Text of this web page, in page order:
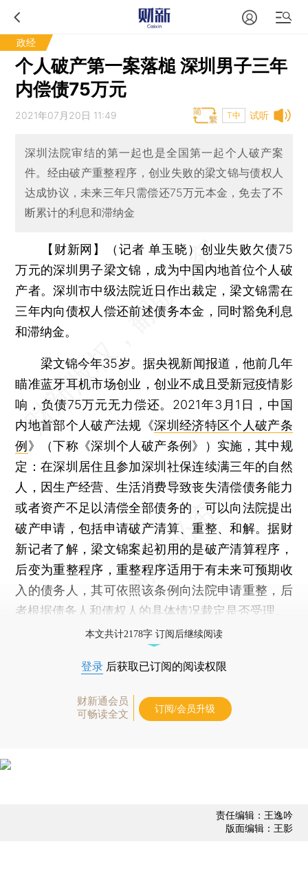
政经
个人破产第一案落槌 深圳男子三年
内偿债75万元
试听
2021年07月20日 11:49 T中
深圳法院审结的第一起也是全国第一起个人破产案
件。经由破产重整程序，创业失败的梁文锦与债权人
达成协议，未来三年只需偿还75万元本金，免去了不
断累计的利息和滞纳金
【财新网】（记者 单玉晓） 创业失败欠债75
万元的深圳男子梁文锦，成为中国内地首位个人破
产者。深圳市中级法院近日作出裁定，梁文锦需在
三年内向债权人偿还前述债务本金，同时豁免利息
和滞纳金。
梁文锦今年35岁。据央视新闻报道，他前几年
瞄准蓝牙耳机市场创业，创业不成且受新冠疫情影
响，负债75万元无力偿还。2021年3月1日，中国
内地首部个人破产法规《深圳经济特区个人破产条
例 》（下称《深圳个人破产条例》）实施，其中规
定：在深圳居住且参加深圳社保连续满三年的自然
人，因生产经营、生活消费导致丧失清偿债务能力
或者资产不足以清偿全部债务的，可以向法院提出
破产申请，包括申请破产清算、重整、和解。据财
新记者了解，梁文锦案起初用的是破产清算程序，
后变为重整程序，重整程序适用于有未来可预期收
入的债务人，其可依照该条例向法院申请重整，后
者根据债务人和债权人的具体情况裁定是否受理。
本文共计2178字 订阅后继续阅读
登录 后获取已订阅的阅读权限
财新通会员
可畅读全文
订阅/会员升级
责任编辑：王逸吟
版面编辑：王影